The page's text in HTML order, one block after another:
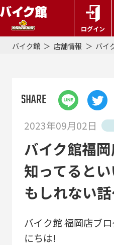
ログイン
バイク館 店舗情報 バイ
SHARE
2023年09月02日
バイク館福
知ってると
もしれない
バイク館 福岡店ブ
にちは!